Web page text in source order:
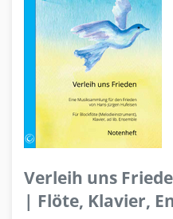
Verleih uns
| Flöte, Klavier,